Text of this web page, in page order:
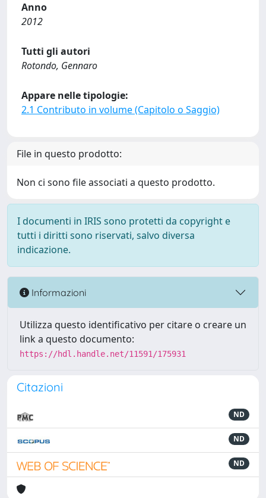
Anno
2012
Tutti gli autori
Rotondo, Gennaro
Appare nelle tipologie:
2.1 Contributo in volume (Capitolo o Saggio)
File in questo prodotto:
Non ci sono file associati a questo prodotto.
I documenti in IRIS sono protetti da copyright e
tutti i diritti sono riservati, salvo diversa
indicazione.
Informazioni
Utilizza questo identificativo per citare o creare un
link a questo documento:
https://hdl.handle.net/11591/175931
Citazioni
ND
ND
ND